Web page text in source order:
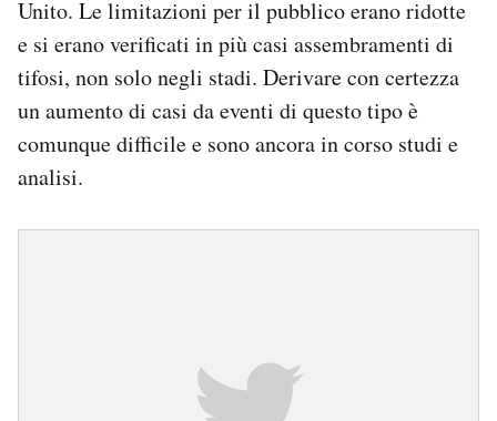
Unito. Le limitazioni per il pubblico erano ridotte
e si erano verificati in più casi assembramenti di
tifosi, non solo negli stadi. Derivare con certezza
un aumento di casi da eventi di questo tipo è
comunque difficile e sono ancora in corso studi e
analisi.